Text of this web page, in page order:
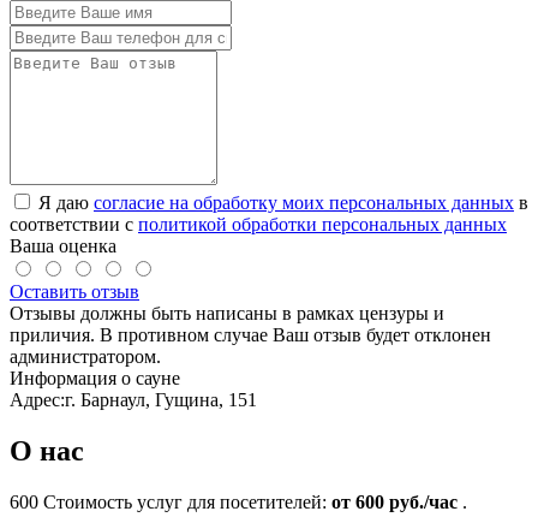
Я даю согласие на обработку моих персональных данных в
соответствии с политикой обработки персональных данных
Ваша оценка
Оставить отзыв
Отзывы должны быть написаны в рамках цензуры и
приличия. В противном случае Ваш отзыв будет отклонен
администратором.
Информация о сауне
Адрес:г. Барнаул, Гущина, 151
О нас
600 Стоимость услуг для посетителей: от 600 руб./час .